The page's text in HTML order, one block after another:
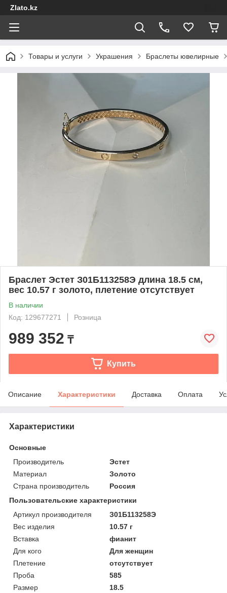
Zlato.kz
Товары и услуги Украшения Браслеты ювелирные
Браслет Эстет З01Б113258Э длина 18.5 см,
вес 10.57 г золото, плетение отсутствует
В наличии
Код: 129677271
Розница
989 352 ₸
Купить
Описание Характеристики Доставка Оплата
Характеристики
Основные
Производитель
Эстет
Материал
Золото
Страна производитель
Россия
Пользовательские характеристики
Артикул производителя
З01Б113258Э
Вес изделия
10.57 г
Вставка
фианит
Для кого
Для женщин
Плетение
отсутствует
Проба
585
Размер
18.5